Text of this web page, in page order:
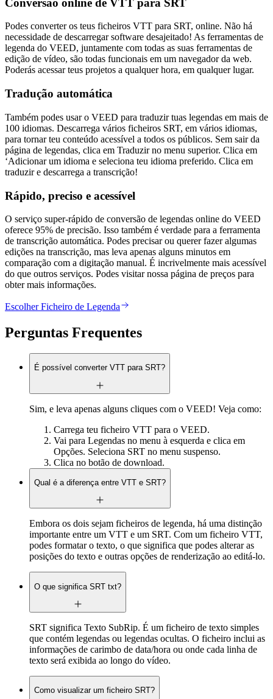
Podes converter os teus ficheiros VTT para SRT, online. Não há
necessidade de descarregar software desajeitado! As ferramentas de
legenda do VEED, juntamente com todas as suas ferramentas de
edição de vídeo, são todas funcionais em um navegador da web.
Poderás acessar teus projetos a qualquer hora, em qualquer lugar.
Tradução automática
Também podes usar o VEED para traduzir tuas legendas em mais de
100 idiomas. Descarrega vários ficheiros SRT, em vários idiomas,
para tornar teu conteúdo acessível a todos os públicos. Sem sair da
página de legendas, clica em Traduzir no menu superior. Clica em
‘Adicionar um idioma e seleciona teu idioma preferido. Clica em
traduzir e descarrega a transcrição!
Rápido, preciso e acessível
O serviço super-rápido de conversão de legendas online do VEED
oferece 95% de precisão. Isso também é verdade para a ferramenta
de transcrição automática. Podes precisar ou querer fazer algumas
edições na transcrição, mas leva apenas alguns minutos em
comparação com a digitação manual. É incrivelmente mais acessível
do que outros serviços. Podes visitar nossa página de preços para
obter mais informações.
Escolher Ficheiro de Legenda
Perguntas Frequentes
É possível converter VTT para SRT?
Sim, e leva apenas alguns cliques com o VEED! Veja como:
Carrega teu ficheiro VTT para o VEED.
Vai para Legendas no menu à esquerda e clica em
Opções. Seleciona SRT no menu suspenso.
Clica no botão de download.
Qual é a diferença entre VTT e SRT?
Embora os dois sejam ficheiros de legenda, há uma distinção
importante entre um VTT e um SRT. Com um ficheiro VTT,
podes formatar o texto, o que significa que podes alterar as
posições do texto e outras opções de renderização ao editá-lo.
O que significa SRT txt?
SRT significa Texto SubRip. É um ficheiro de texto simples
que contém legendas ou legendas ocultas. O ficheiro inclui as
informações de carimbo de data/hora ou onde cada linha de
texto será exibida ao longo do vídeo.
Como visualizar um ficheiro SRT?